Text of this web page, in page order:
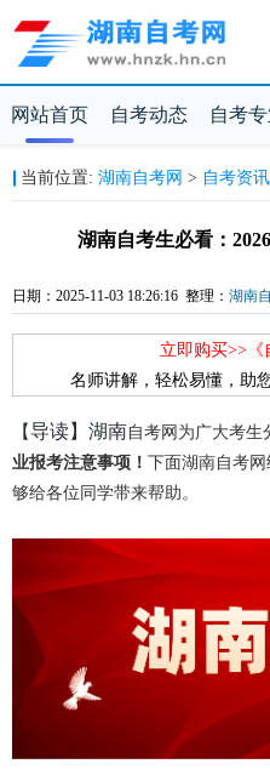
网站首页 自考动态 自考
当前位置: 湖南自考网 > 自考资讯
湖南自考生必看：
日期：2025-11-03 18:26:16 整理： 湖南
立即购买>>《
名师讲解，轻松易懂，助
【导读】湖南自考网为广大考生
业报考注意事项！ 下面湖南自考
够给各位同学带来帮助。